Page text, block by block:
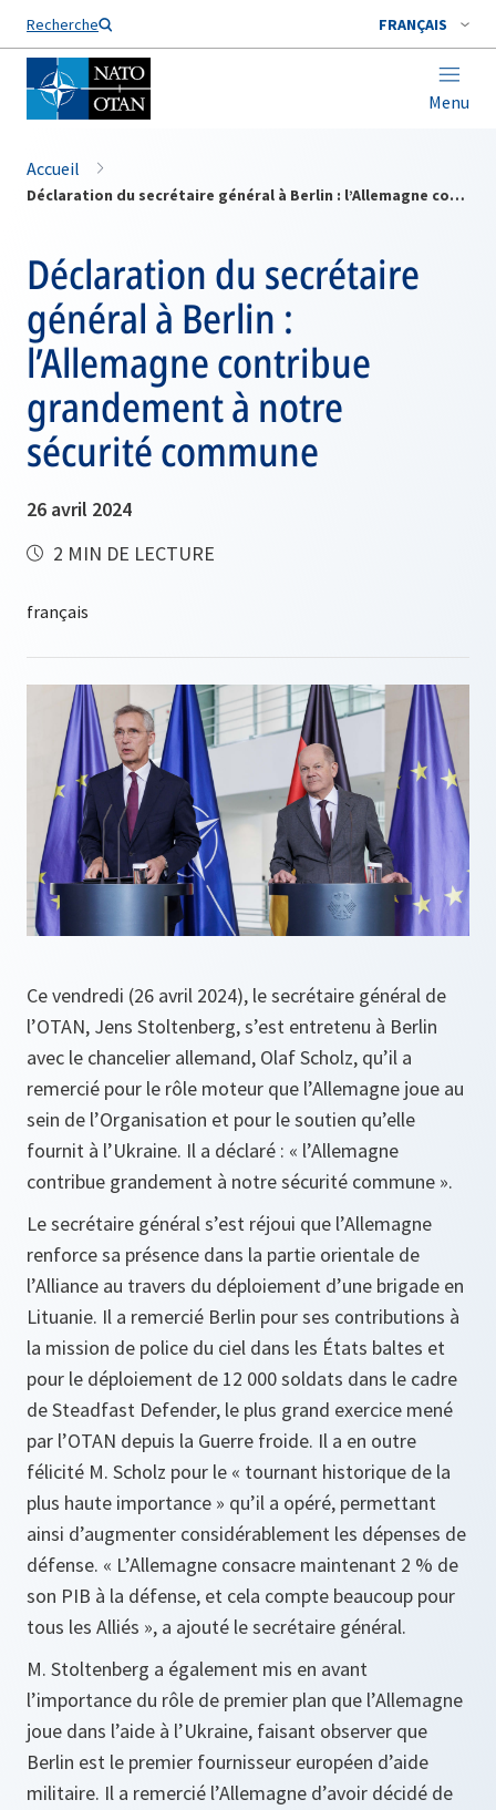
Recherche FRANÇAIS
Menu
Nom de famille*
Accueil
Déclaration du secrétaire général à Berlin : l’Allemagne contribue grandement à notre sécurité commune
Déclaration du secrétaire
général à Berlin :
l’Allemagne contribue
grandement à notre
sécurité commune
26 avril 2024
2 MIN DE LECTURE
Ce vendredi (26 avril 2024), le secrétaire général de
l’OTAN, Jens Stoltenberg, s’est entretenu à Berlin
avec le chancelier allemand, Olaf Scholz, qu’il a
remercié pour le rôle moteur que l’Allemagne joue au
sein de l’Organisation et pour le soutien qu’elle
fournit à l’Ukraine. Il a déclaré : « l’Allemagne
contribue grandement à notre sécurité commune ».
Le secrétaire général s’est réjoui que l’Allemagne
renforce sa présence dans la partie orientale de
l’Alliance au travers du déploiement d’une brigade en
Lituanie. Il a remercié Berlin pour ses contributions à
la mission de police du ciel dans les États baltes et
pour le déploiement de 12 000 soldats dans le cadre
de Steadfast Defender, le plus grand exercice mené
par l’OTAN depuis la Guerre froide. Il a en outre
félicité M. Scholz pour le « tournant historique de la
plus haute importance » qu’il a opéré, permettant
ainsi d’augmenter considérablement les dépenses de
défense. « L’Allemagne consacre maintenant 2 % de
son PIB à la défense, et cela compte beaucoup pour
tous les Alliés », a ajouté le secrétaire général.
M. Stoltenberg a également mis en avant
l’importance du rôle de premier plan que l’Allemagne
joue dans l’aide à l’Ukraine, faisant observer que
Berlin est le premier fournisseur européen d’aide
militaire. Il a remercié l’Allemagne d’avoir décidé de